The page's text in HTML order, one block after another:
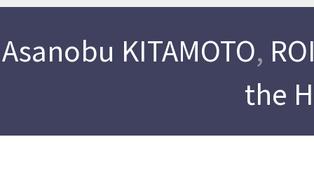
Asanobu KITAMOTO,
the